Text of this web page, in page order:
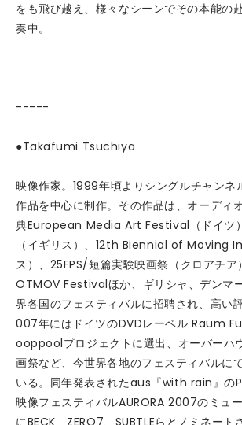
をも飛び越え、様々なシーンでその本能の
奏中。
-----
●Takafumi Tsuchiya
映像作家。1999年頃よりシングルチャンネ
作品を中心に制作。その作品は、オーディ
典European Media Art Festival（ドイツ
（イギリス）、12th Biennial of Moving
ス）、25FPS/短篇実験映画祭（クロアチ
OTMOV Festivalほか、ギリシャ、デンマ
界各国のフェスティバルに招聘され、高い
007年にはドイツのDVDレーベル Raum
ooppoolプロジェクトに選出、オーバーハ
画祭など、今世界各地のフェスティバルに
いる。同年発表されたaus『with rain』の
映像フェスティバルAURORA 2007のミュ
にBECK、ZERO7、SUBTLEらとノミネート